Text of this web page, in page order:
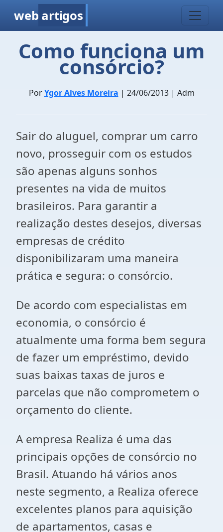
web artigos
Como funciona um
consórcio?
PorYgor Alves Moreira | 24/06/2013 | Adm
Sair do aluguel, comprar um carro
novo, prosseguir com os estudos
são apenas alguns sonhos
presentes na vida de muitos
brasileiros. Para garantir a
realização destes desejos, diversas
empresas de crédito
disponibilizaram uma maneira
prática e segura: o consórcio.
De acordo com especialistas em
economia, o consórcio é
atualmente uma forma bem segura
de fazer um empréstimo, devido
suas baixas taxas de juros e
parcelas que não comprometem o
orçamento do cliente.
A empresa Realiza é uma das
principais opções de consórcio no
Brasil. Atuando há vários anos
neste segmento, a Realiza oferece
excelentes planos para aquisição
de apartamentos, casas e